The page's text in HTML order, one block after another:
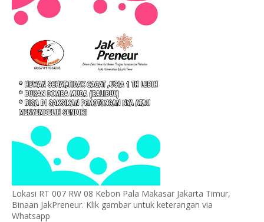
Lokasi RT 007 RW 08 Kebon Pala Makasar Jakarta Timur,
Binaan JakPreneur. Klik gambar untuk keterangan via
Whatsapp